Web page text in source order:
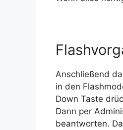
Anschließend
in den
Down Taste
Dann per
beantworten.